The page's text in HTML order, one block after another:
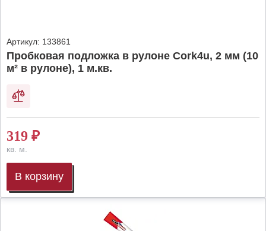
Артикул: 133861
Пробковая подложка в рулоне Cork4u, 2 мм (10
м² в рулоне), 1 м.кв.
319 ₽
кв. м.
В корзину